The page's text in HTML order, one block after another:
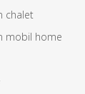
chalet
mobil home